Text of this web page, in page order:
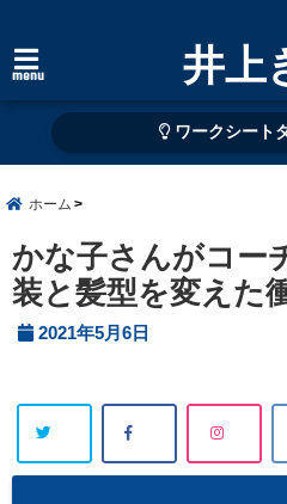
menu 井上
ワークシート
ホーム
かな子さんがコー
装と髪型を変えた
2021年5月6日